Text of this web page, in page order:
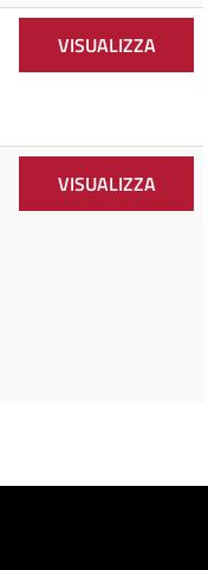
VISUALIZZA
VISUALIZZA